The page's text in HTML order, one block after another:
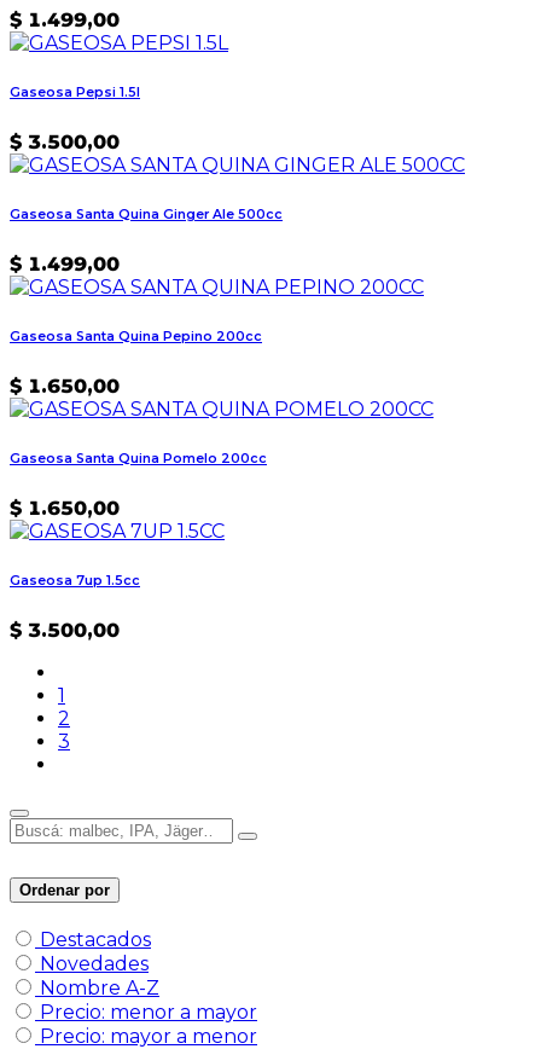
$ 1.499,00
Gaseosa Pepsi 1.5l
$ 3.500,00
Gaseosa Santa Quina Ginger Ale 500cc
$ 1.499,00
Gaseosa Santa Quina Pepino 200cc
$ 1.650,00
Gaseosa Santa Quina Pomelo 200cc
$ 1.650,00
Gaseosa 7up 1.5cc
$ 3.500,00
1
2
3
Ordenar por
Destacados
Novedades
Nombre A-Z
Precio: menor a mayor
Precio: mayor a menor